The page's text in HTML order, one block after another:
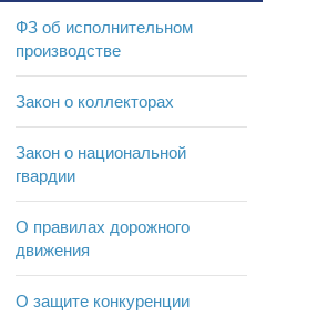
ФЗ об исполнительном
производстве
Закон о коллекторах
Закон о национальной
гвардии
О правилах дорожного
движения
О защите конкуренции